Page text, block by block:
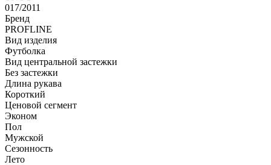
017/2011
Бренд
PROFLINE
Вид изделия
Футболка
Вид центральной застежки
Без застежки
Длина рукава
Короткий
Ценовой сегмент
Эконом
Пол
Мужской
Сезонность
Лето